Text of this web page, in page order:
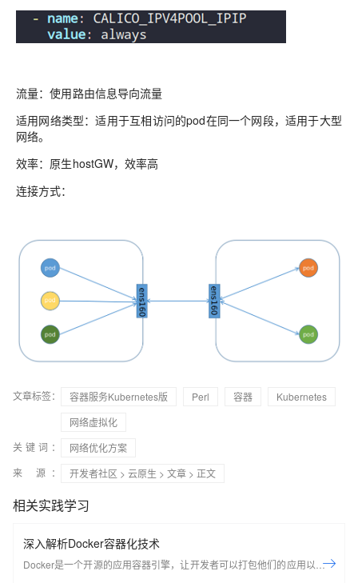
流量：使用路由信息导向流量
适用网络类型：适用于互相访问的pod在同一个网段，适用于大型
网络。
效率：原生hostGW，效率高
连接方式：
文章标签： 容器服务Kubernetes版 Perl 容器
Kubernetes
网络虚拟化
关键词：
网络优化方案
来 源：
开发者社区 > 云原生 > 文章 > 正文
相关实践学习
深入解析Docker容器化技术
Docker是一个开源的应用容器引擎，让开发者可以打包他们的应用以及依